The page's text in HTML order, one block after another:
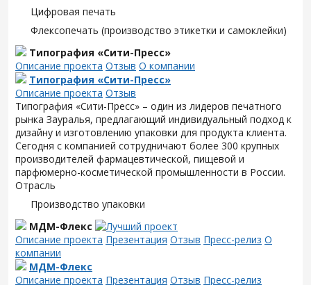
Цифровая печать
Флексопечать (производство этикетки и самоклейки)
Типография «Сити-Пресс»
Описание проекта Отзыв О компании
Типография «Сити-Пресс»
Описание проекта Отзыв
Типография «Сити-Пресс» – один из лидеров печатного
рынка Зауралья, предлагающий индивидуальный подход к
дизайну и изготовлению упаковки для продукта клиента.
Сегодня с компанией сотрудничают более 300 крупных
производителей фармацевтической, пищевой и
парфюмерно-косметической промышленности в России.
Отрасль
Производство упаковки
МДМ-Флекс
Описание проекта Презентация Отзыв Пресс-релиз О
компании
МДМ-Флекс
Описание проекта Презентация Отзыв Пресс-релиз